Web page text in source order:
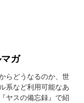
ガ
らどうなるのか、世
系など利用可能なあ
ヤスの備忘録』で紹